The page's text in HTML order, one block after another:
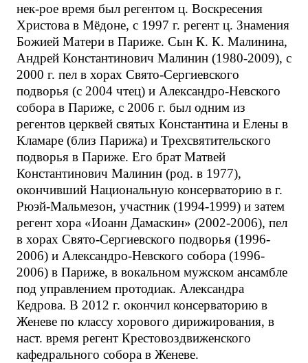
нек-рое время был регентом ц. Воскресения
Христова в Мёдоне, с 1997 г. регент ц. Знамения
Божией Матери в Париже. Сын К. К. Малинина,
Андрей Константинович Малинин (1980-2009), с
2000 г. пел в хорах Свято-Сергиевского
подворья (с 2004 чтец) и Александро-Невского
собора в Париже, с 2006 г. был одним из
регентов церквей святых Константина и Елены в
Кламаре (близ Парижа) и Трехсвятительского
подворья в Париже. Его брат Матвей
Константинович Малинин (род. в 1977),
окончивший Национальную консерваторию в г.
Рюэй-Мальмезон, участник (1994-1999) и затем
регент хора «Иоанн Дамаскин» (2002-2006), пел
в хорах Свято-Сергиевского подворья (1996-
2006) и Александро-Невского собора (1996-
2006) в Париже, в вокальном мужском ансамбле
под управлением протодиак. Александра
Кедрова. В 2012 г. окончил консерваторию в
Женеве по классу хорового дирижирования, в
наст. время регент Крестовоздвиженского
кафедрального собора в Женеве.